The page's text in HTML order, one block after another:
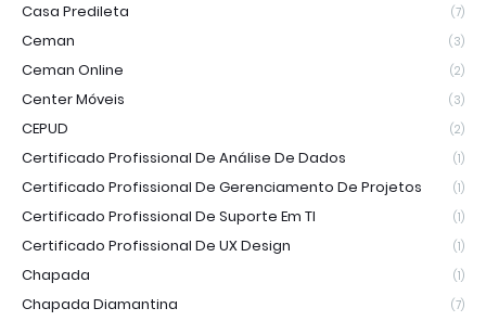
Casa Predileta (7)
Ceman (3)
Ceman Online (2)
Center Móveis (3)
CEPUD (2)
Certificado Profissional De Análise De Dados (1)
Certificado Profissional De Gerenciamento De Projetos (1)
Certificado Profissional De Suporte Em TI (1)
Certificado Profissional De UX Design (1)
Chapada (1)
Chapada Diamantina (7)